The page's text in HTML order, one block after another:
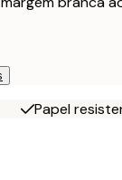
Papel